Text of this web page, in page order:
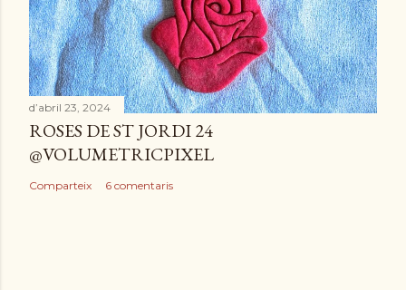
d’abril 23, 2024
ROSES DE ST JORDI 24
@VOLUMETRICPIXEL
Comparteix 6 comentaris